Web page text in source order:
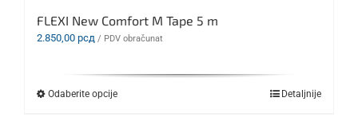
FLEXI New Comfort M Tape 5 m
2.850,00 рсд / PDV obračunat
Odaberite opcijeOvaj
Detaljnije